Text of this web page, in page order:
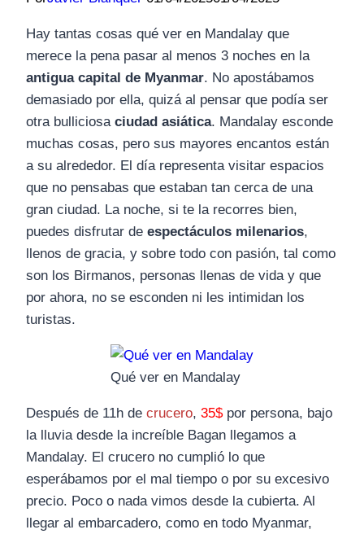
Hay tantas cosas qué ver en Mandalay que
merece la pena pasar al menos 3 noches en la
antigua capital de Myanmar. No apostábamos
demasiado por ella, quizá al pensar que podía ser
otra bulliciosa ciudad asiática. Mandalay esconde
muchas cosas, pero sus mayores encantos están
a su alrededor. El día representa visitar espacios
que no pensabas que estaban tan cerca de una
gran ciudad. La noche, si te la recorres bien,
puedes disfrutar de espectáculos milenarios,
llenos de gracia, y sobre todo con pasión, tal como
son los Birmanos, personas llenas de vida y que
por ahora, no se esconden ni les intimidan los
turistas.
Qué ver en Mandalay
Después de 11h de crucero, 35$por persona, bajo
la lluvia desde la increíble Bagan llegamos a
Mandalay. El crucero no cumplió lo que
esperábamos por el mal tiempo o por su excesivo
precio. Poco o nada vimos desde la cubierta. Al
llegar al embarcadero, como en todo Myanmar,